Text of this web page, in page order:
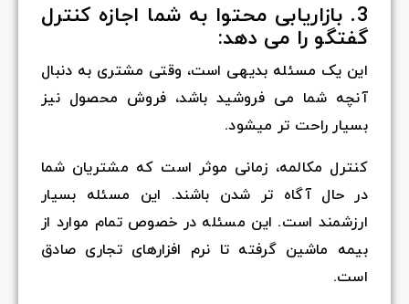
3. بازاریابی محتوا به شما اجازه کنترل
گفتگو را می دهد:
این یک مسئله بدیهی است، وقتی مشتری به دنبال
آنچه شما می فروشید باشد، فروش محصول نیز
بسیار راحت تر میشود.
کنترل مکالمه، زمانی موثر است که مشتریان شما
در حال آگاه تر شدن باشند. این مسئله بسیار
ارزشمند است. این مسئله در خصوص تمام موارد از
بیمه ماشین گرفته تا نرم افزارهای تجاری صادق
است.